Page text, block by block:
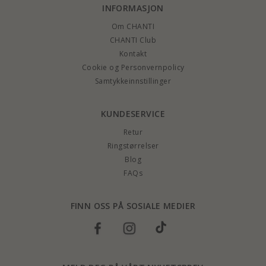
INFORMASJON
Om CHANTI
CHANTI Club
Kontakt
Cookie og Personvernpolicy
Samtykkeinnstillinger
KUNDESERVICE
Retur
Ringstørrelser
Blog
FAQs
FINN OSS PÅ SOSIALE MEDIER